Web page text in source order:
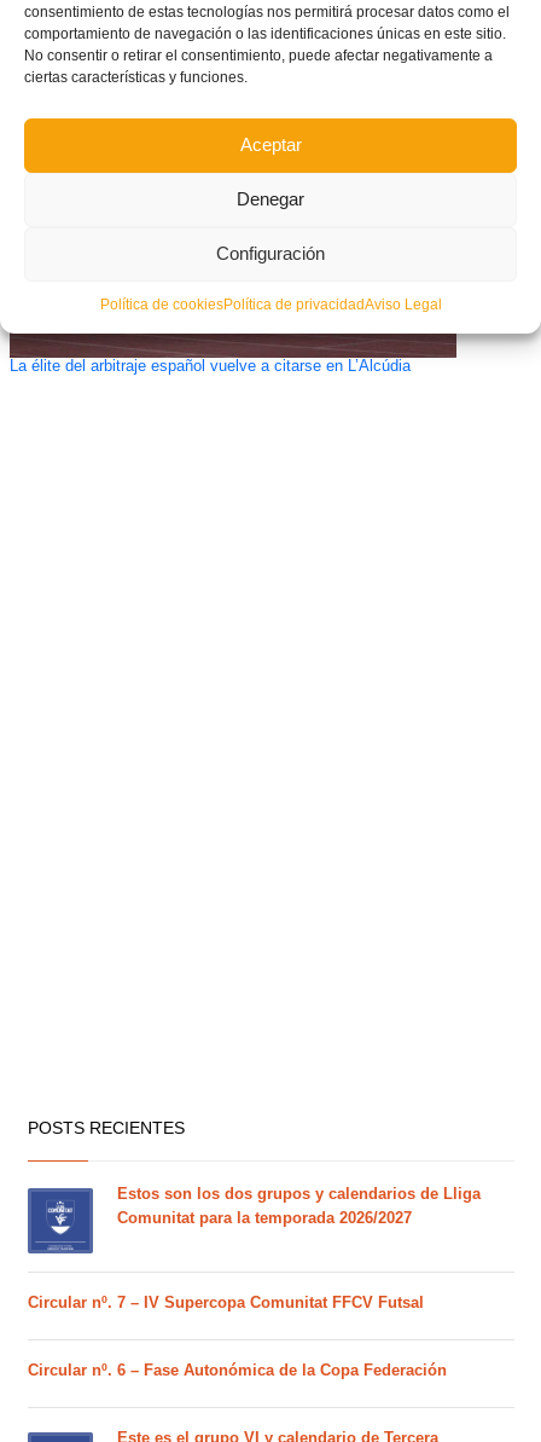
consentimiento de estas tecnologías nos permitirá procesar datos como el
comportamiento de navegación o las identificaciones únicas en este sitio.
No consentir o retirar el consentimiento, puede afectar negativamente a
ciertas características y funciones.
Aceptar
Denegar
Configuración
Política de cookiesPolítica de privacidadAviso Legal
La sub17 se complica el pase a la Fase Final – Murcia vs Selecció
Valenciana Valenta (1-0)
La élite del arbitraje español vuelve a citarse en L’Alcúdia
POSTS RECIENTES
Estos son los dos grupos y calendarios de Lliga
Comunitat para la temporada 2026/2027
Circular nº. 7 – IV Supercopa Comunitat FFCV Futsal
Circular nº. 6 – Fase Autonómica de la Copa Federación
Este es el grupo VI y calendario de Tercera